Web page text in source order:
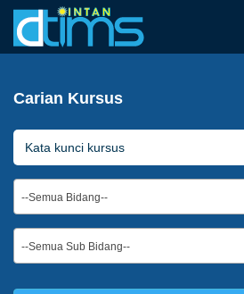
Carian Kursus
--Semua Bidang--
--Semua Sub Bidang--